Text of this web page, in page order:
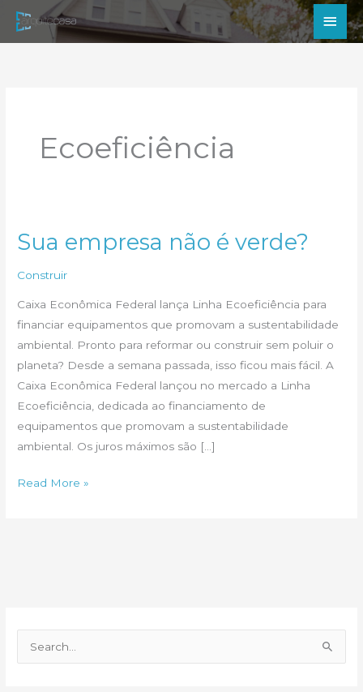
para
Ecoeficiência
Sua empresa não é verde?
Construir
Caixa Econômica Federal lança Linha Ecoeficiência para
financiar equipamentos que promovam a sustentabilidade
ambiental. Pronto para reformar ou construir sem poluir o
planeta? Desde a semana passada, isso ficou mais fácil. A
Caixa Econômica Federal lançou no mercado a Linha
Ecoeficiência, dedicada ao financiamento de
equipamentos que promovam a sustentabilidade
ambiental. Os juros máximos são […]
Sua
Read More »
e